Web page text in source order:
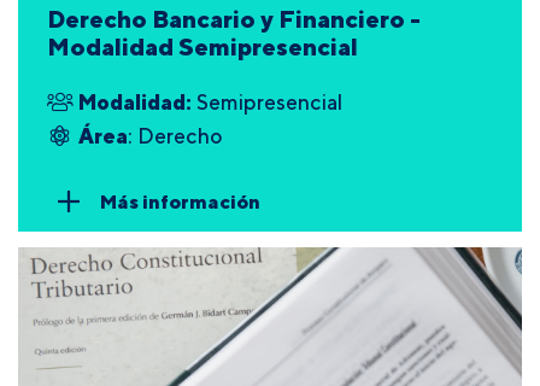
Derecho Bancario y Financiero -
Modalidad Semipresencial
Modalidad: Semipresencial
Área: Derecho
Más información